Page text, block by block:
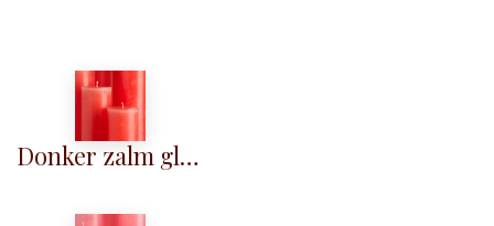
Donker zalm glad - KG053